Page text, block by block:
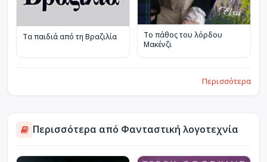
Τα παιδιά από τη Βραζιλία
Το πάθος του λόρδου
Μακένζι
Περισσότερα
Περισσότερα από Φανταστική λογοτεχνία